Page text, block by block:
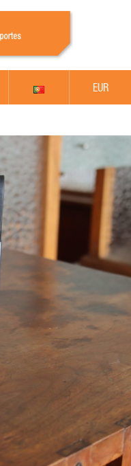
EUR